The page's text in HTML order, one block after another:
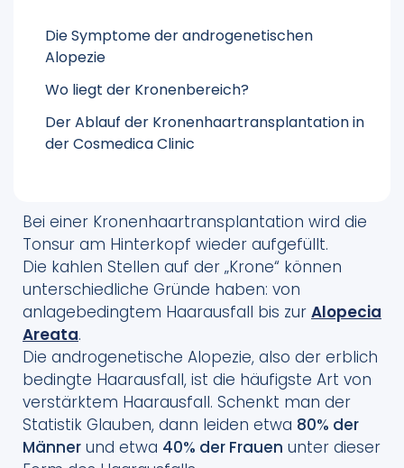
Die Symptome der androgenetischen
Alopezie
Wo liegt der Kronenbereich?
Der Ablauf der Kronenhaartransplantation in
der Cosmedica Clinic
Bei einer Kronenhaartransplantation wird die
Tonsur am Hinterkopf wieder aufgefüllt.
Die kahlen Stellen auf der „Krone“ können
unterschiedliche Gründe haben: von
anlagebedingtem Haarausfall bis zur Alopecia
Areata.
Die androgenetische Alopezie, also der erblich
bedingte Haarausfall, ist die häufigste Art von
verstärktem Haarausfall. Schenkt man der
Statistik Glauben, dann leiden etwa 80% der
Männer und etwa 40% der Frauen unter dieser